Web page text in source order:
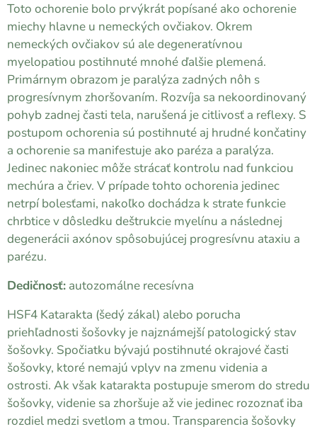
Toto ochorenie bolo prvýkrát popísané ako ochorenie
miechy hlavne u nemeckých ovčiakov. Okrem
nemeckých ovčiakov sú ale degeneratívnou
myelopatiou postihnuté mnohé ďalšie plemená.
Primárnym obrazom je paralýza zadných nôh s
progresívnym zhoršovaním. Rozvíja sa nekoordinovaný
pohyb zadnej časti tela, narušená je citlivosť a reflexy. S
postupom ochorenia sú postihnuté aj hrudné končatiny
a ochorenie sa manifestuje ako paréza a paralýza.
Jedinec nakoniec môže strácať kontrolu nad funkciou
mechúra a čriev. V prípade tohto ochorenia jedinec
netrpí bolesťami, nakoľko dochádza k strate funkcie
chrbtice v dôsledku deštrukcie myelínu a následnej
degenerácii axónov spôsobujúcej progresívnu ataxiu a
parézu.
Dedičnosť: autozomálne recesívna
HSF4 Katarakta (šedý zákal) alebo porucha
priehľadnosti šošovky je najznámejší patologický stav
šošovky. Spočiatku bývajú postihnuté okrajové časti
šošovky, ktoré nemajú vplyv na zmenu videnia a
ostrosti. Ak však katarakta postupuje smerom do stredu
šošovky, videnie sa zhoršuje až vie jedinec rozoznať iba
rozdiel medzi svetlom a tmou. Transparencia šošovky